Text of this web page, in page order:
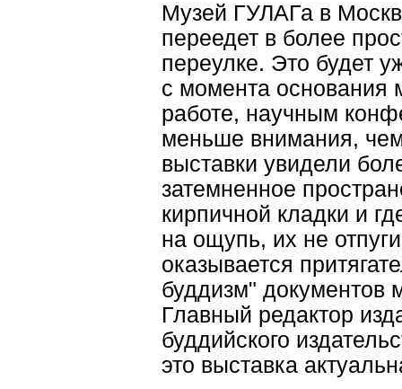
Музей ГУЛАГа в
переедет в более
переулке. Это будет
с момента основания
работе, научным
меньше внимания,
выставки увидели
затемненное
кирпичной кладки и
на ощупь, их не
оказывается
буддизм" документов
Главный редактор
буддийского
это выставка